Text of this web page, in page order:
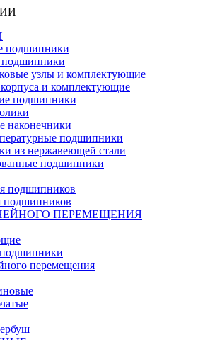
подшипники
подшипники
узлы и комплектующие
и комплектующие
подшипники
наконечники
подшипники
из нержавеющей стали
подшипники
подшипников
подшипников
ПЕРЕМЕЩЕНИЯ
перемещения